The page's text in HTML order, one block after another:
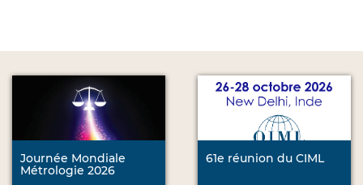
Journée Mondiale
Métrologie 2026
61e réunion du CIML